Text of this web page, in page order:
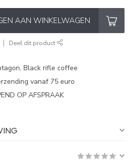
AAN WINKELWAGEN
Deel dit product
Black rifle coffee
vanaf 75 euro
OP AFSPRAAK